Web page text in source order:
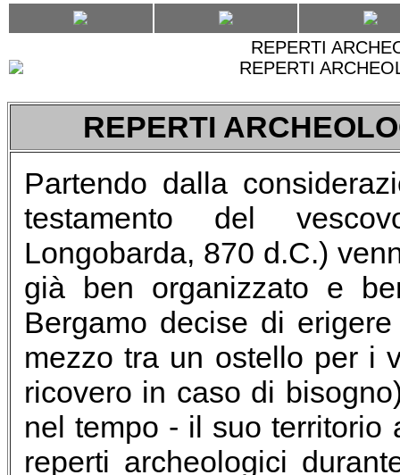
REPERTI
REPERTI
REPERTI
Partendo dalla
testamento del
Longobarda, 870 d.C.)
già ben organizzato e
Bergamo decise di
mezzo tra un ostello per i
ricovero in caso di
nel tempo - il suo territorio
reperti archeologici